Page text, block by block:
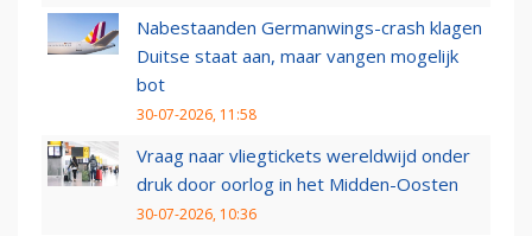
Nabestaanden Germanwings-crash klagen
Duitse staat aan, maar vangen mogelijk
bot
30-07-2026, 11:58
Vraag naar vliegtickets wereldwijd onder
druk door oorlog in het Midden-Oosten
30-07-2026, 10:36